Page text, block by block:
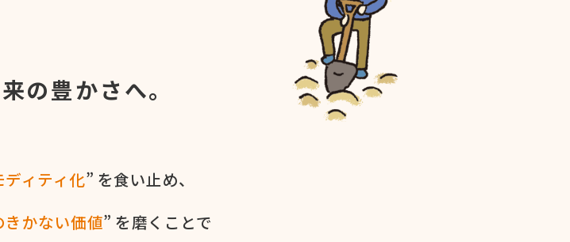
の豊かさへ。
ディティ化” を​食い​止め、
きかない​価値” を​磨く​ことで